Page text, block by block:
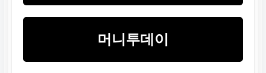
머니투데이